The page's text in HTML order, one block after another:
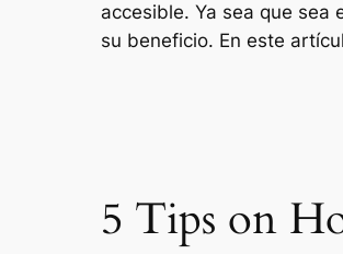
accesible. Ya sea que sea
su beneficio. En este
5 Tips on